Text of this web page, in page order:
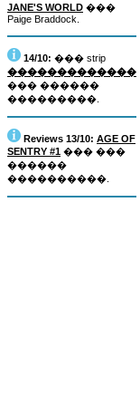
JANE'S WORLD ���
Paige Braddock.
14/10: ��� strip
�������������
��� ������
���������.
Reviews 13/10: AGE OF
SENTRY #1 ��� ���
������
����������.